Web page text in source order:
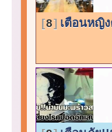
8 เตือนหญิ